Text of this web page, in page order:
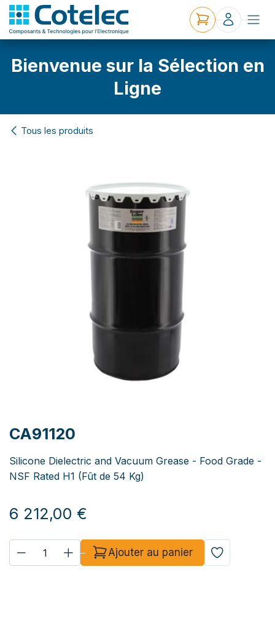
Bienvenue sur la Sélection en
Ligne
Tous les produits
CA91120
Silicone Dielectric and Vacuum Grease - Food Grade -
NSF Rated H1 (Fût de 54 Kg)
6 212,00 €
Ajouter au panier